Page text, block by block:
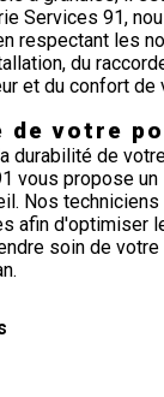
Services 91,
respectant les
du
et du confort de
de votre
durabilité de
vous propose
Nos
afin d'optimiser
soin de